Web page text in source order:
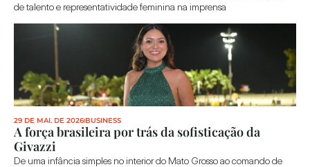
de talento e representatividade feminina na imprensa
29 DE MAI. DE 2026 BUSINESS
A força brasileira por trás da sofisticação da
Givazzi
De uma infância simples no interior do Mato Grosso ao comando de